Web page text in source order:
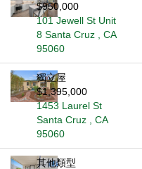
$950,000
101 Jewell St Unit
8 Santa Cruz , CA
95060
獨立屋
$1,395,000
1453 Laurel St
Santa Cruz , CA
95060
其他類型